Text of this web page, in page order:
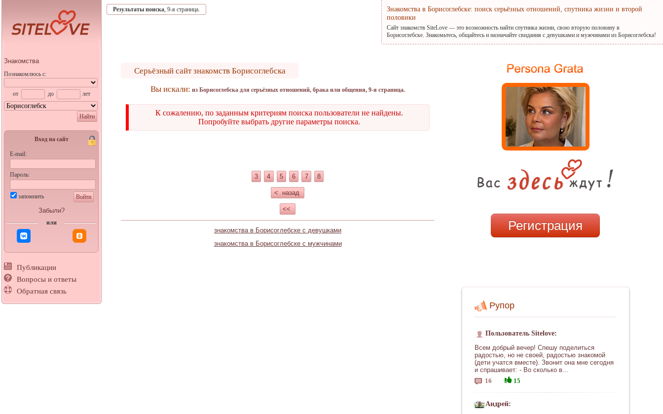
Знакомства
Познакомлюсь с:
от до лет
Найти
Вход на сайт
E-mail:
Пароль:
запомнить Войти
Забыли?
или
Публикации
Вопросы и ответы
Обратная связь
Результаты поиска, 9-я страница.
Знакомства в Борисоглебске: поиск серьёзных отношений, спутника жизни и второй
половики
Сайт знакомств SiteLove — это возможность найти спутника жизни, свою вторую половину в
Борисоглебске. Знакомьтесь, общайтесь и назначайте свидания с девушками и мужчинами из Борисоглебска!
Серьёзный сайт знакомств Борисоглебска
Вы искали: из Борисоглебска для серьёзных отношений, брака или общения, 9-я страница.
К сожалению, по заданным критериям поиска пользователи не найдены.
Попробуйте выбрать другие параметры поиска.
Регистрация
Рупор
Пользователь Sitelove:
Всем добрый вечер! Спешу поделиться
радостью, но не своей, радостью знакомой
(дети учатся вместе). Звонит она мне сегодня
и спрашивает: - Во сколько в...
16
15
Андрей:
3 4 5 6 7 8
< назад
<<
знакомства в Борисоглебске с девушками
знакомства в Борисоглебске с мужчинами